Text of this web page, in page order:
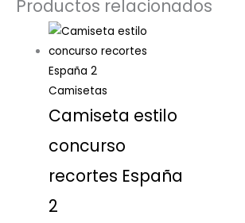
Productos relacionados
Camisetas
Camiseta estilo
concurso
recortes España
2